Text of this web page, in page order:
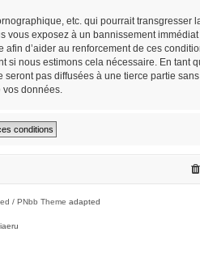
etc. qui pourrait transgresser
exposez à un bannissement
d’aider au renforcement de ces
nous estimons cela nécessaire. En tant
pas diffusées à une tierce partie
données.
/ PNbb Theme adapted